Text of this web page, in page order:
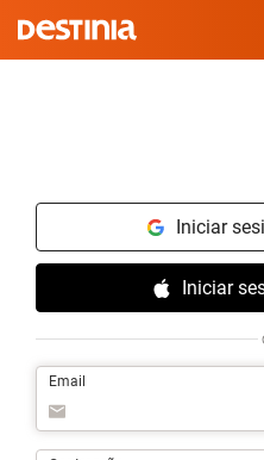
Saltar
Iniciar
Iniciar
Email